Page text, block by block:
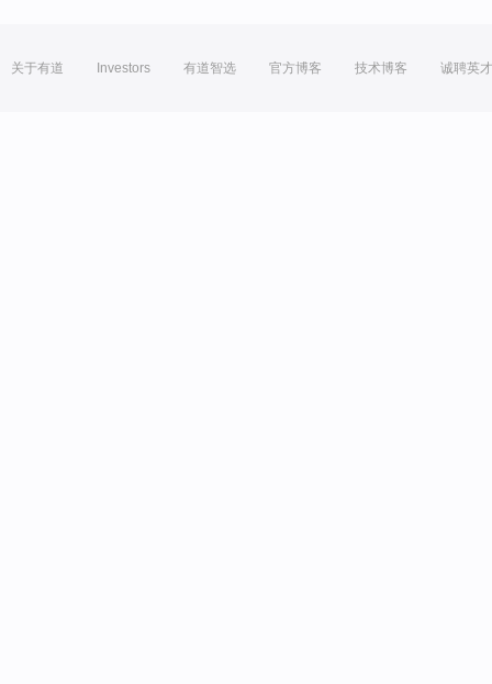
关于有道 Investors 有道智选 官方博客 技术博客 诚聘英才